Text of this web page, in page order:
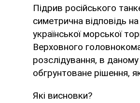
Підрив російського
симетрична відповідь
української морської
Верховного
розслідування, в
обгрунтоване рішення,
Які висновки?